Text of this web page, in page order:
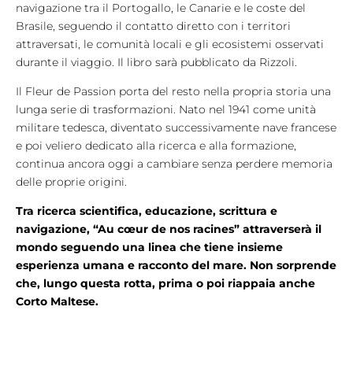
navigazione tra il Portogallo, le Canarie e le coste del
Brasile, seguendo il contatto diretto con i territori
attraversati, le comunità locali e gli ecosistemi osservati
durante il viaggio. Il libro sarà pubblicato da Rizzoli.
Il Fleur de Passion porta del resto nella propria storia una
lunga serie di trasformazioni. Nato nel 1941 come unità
militare tedesca, diventato successivamente nave francese
e poi veliero dedicato alla ricerca e alla formazione,
continua ancora oggi a cambiare senza perdere memoria
delle proprie origini.
Tra ricerca scientifica, educazione, scrittura e
navigazione, “Au cœur de nos racines” attraverserà il
mondo seguendo una linea che tiene insieme
esperienza umana e racconto del mare. Non sorprende
che, lungo questa rotta, prima o poi riappaia anche
Corto Maltese.